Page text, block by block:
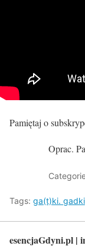
Pamiętaj o
Oprac.
Tags: ga(t)ki. gadki
esencjaGdyni.pl |